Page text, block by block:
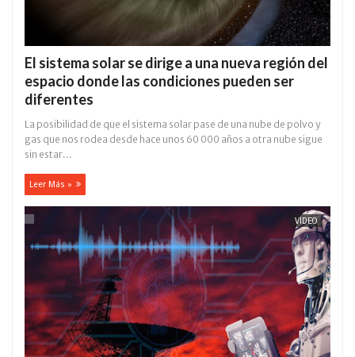
El sistema solar se dirige a una nueva región del
espacio donde las condiciones pueden ser
diferentes
La posibilidad de que el sistema solar pase de una nube de polvo y
gas que nos rodea desde hace unos 60 000 años a otra nube sigue
sin estar...
Leer Más »
VÍDEO